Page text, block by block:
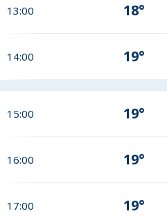
13:00 18°
14:00 19°
15:00 19°
16:00 19°
17:00 19°